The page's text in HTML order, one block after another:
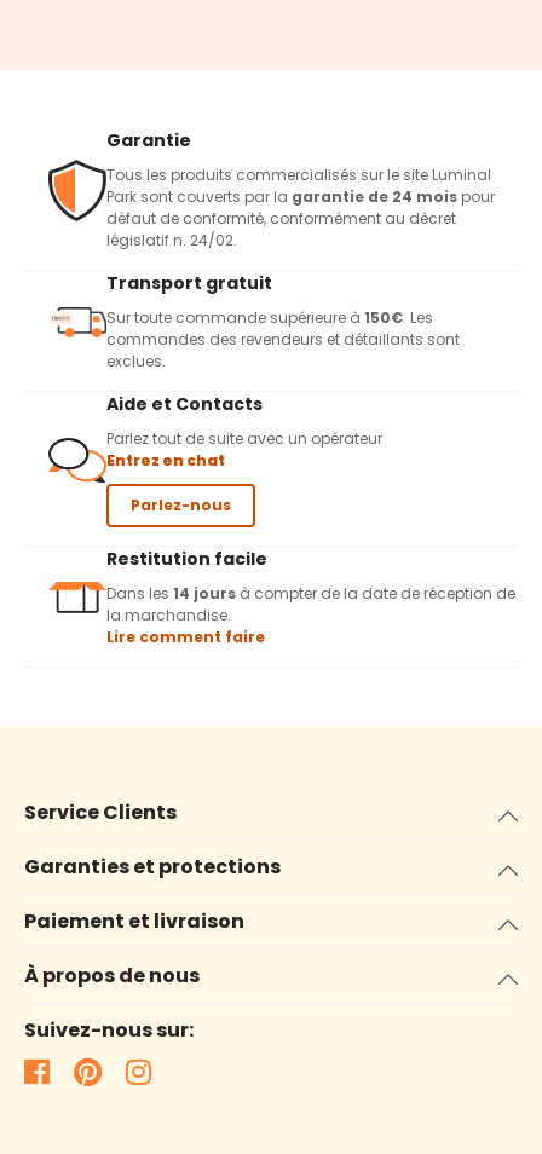
Garantie
Tous les produits commercialisés sur le site Luminal
Park sont couverts par la garantie de 24 mois pour
défaut de conformité, conformément au décret
législatif n. 24/02.
Transport gratuit
Sur toute commande supérieure à 150€. Les
commandes des revendeurs et détaillants sont
exclues.
Aide et Contacts
Parlez tout de suite avec un opérateur
Entrez en chat
Parlez-nous
Restitution facile
Dans les 14 jours à compter de la date de réception de
la marchandise.
Lire comment faire
Service Clients
Garanties et protections
Paiement et livraison
À propos de nous
Suivez-nous sur: